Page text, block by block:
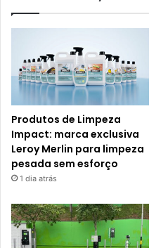
Produtos de Limpeza
Impact: marca exclusiva
Leroy Merlin para limpeza
pesada sem esforço
1 dia atrás